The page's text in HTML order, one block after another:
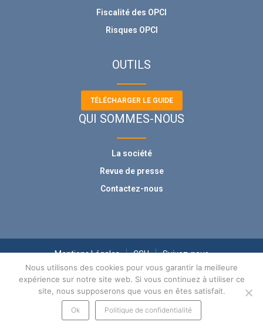
Fiscalité des OPCI
Risques OPCI
OUTILS
TÉLÉCHARGER LE GUIDE
QUI SOMMES-NOUS
La société
Revue de presse
Contactez-nous
Mentions Légales CGU Suivez-nous
© Meilleur-OPCI.com 2026 - Tous droits réservés
Nous utilisons des cookies pour vous garantir la meilleure
expérience sur notre site web. Si vous continuez à utiliser ce
site, nous supposerons que vous en êtes satisfait.
Ok Politique de confidentialité